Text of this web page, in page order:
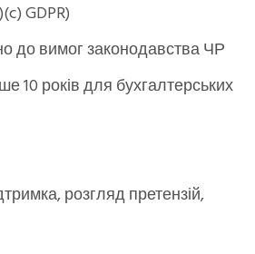
GDPR)
до вимог законодавства ЧР
10 років для бухгалтерських
розгляд претензій,